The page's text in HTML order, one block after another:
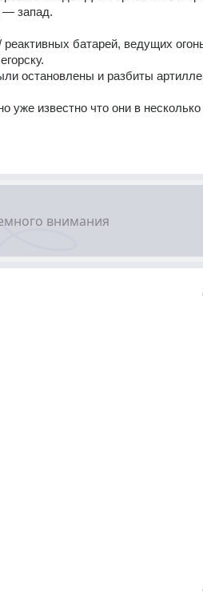
— запад.
батарей, ведущих
остановлены и разбиты
известно что они в несколько